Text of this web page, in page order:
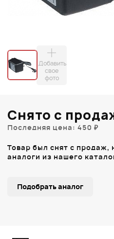
Добавить
свое
фото
Снято с
Последняя цена: 450 ₽
Товар был снят с продаж,
аналоги из нашего
Подобрать аналог